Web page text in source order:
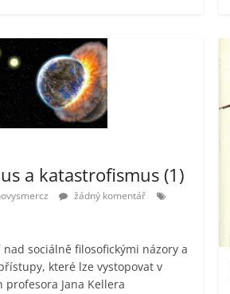
a katastrofismus (1)
žádný komentář
sociálně filosofickými názory a
které lze vystopovat v
profesora Jana Kellera